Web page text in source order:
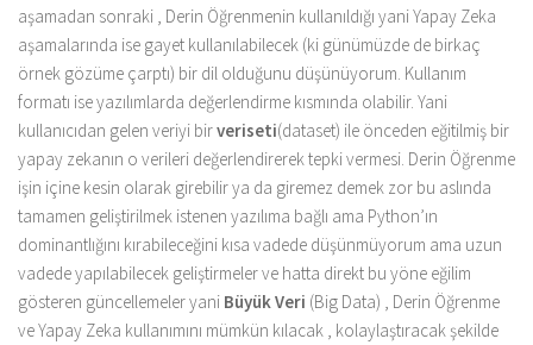
aşamadan sonraki , Derin Öğrenmenin kullanıldığı yani Yapay Zeka
aşamalarında ise gayet kullanılabilecek (ki günümüzde de birkaç
örnek gözüme çarptı) bir dil olduğunu düşünüyorum. Kullanım
formatı ise yazılımlarda değerlendirme kısmında olabilir. Yani
kullanıcıdan gelen veriyi birveriseti(dataset) ile önceden eğitilmiş bir
yapay zekanın o verileri değerlendirerek tepki vermesi. Derin Öğrenme
işin içine kesin olarak girebilir ya da giremez demek zor bu aslında
tamamen geliştirilmek istenen yazılıma bağlı ama Python’ın
dominantlığını kırabileceğini kısa vadede düşünmüyorum ama uzun
vadede yapılabilecek geliştirmeler ve hatta direkt bu yöne eğilim
gösteren güncellemeler yani Büyük Veri (Big Data) , Derin Öğrenme
ve Yapay Zeka kullanımını mümkün kılacak , kolaylaştıracak şekilde